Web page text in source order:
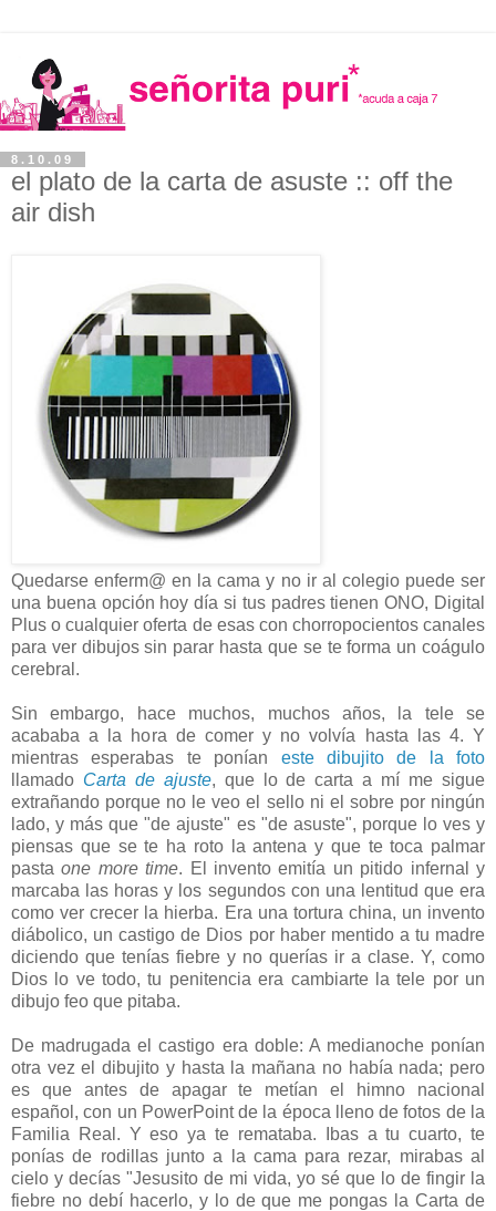
8.10.09
el plato de la carta de asuste :: off the
air dish
Quedarse enferm@ en la cama y no ir al colegio puede ser
una buena opción hoy día si tus padres tienen ONO, Digital
Plus o cualquier oferta de esas con chorropocientos canales
para ver dibujos sin parar hasta que se te forma un coágulo
cerebral.
Sin embargo, hace muchos, muchos años, la tele se
acababa a la hora de comer y no volvía hasta las 4. Y
mientras esperabas te ponían este dibujito de la foto
llamado Carta de ajuste, que lo de carta a mí me sigue
extrañando porque no le veo el sello ni el sobre por ningún
lado, y más que "de ajuste" es "de asuste", porque lo ves y
piensas que se te ha roto la antena y que te toca palmar
pastaone more time. El invento emitía un pitido infernal y
marcaba las horas y los segundos con una lentitud que era
como ver crecer la hierba. Era una tortura china, un invento
diábolico, un castigo de Dios por haber mentido a tu madre
diciendo que tenías fiebre y no querías ir a clase. Y, como
Dios lo ve todo, tu penitencia era cambiarte la tele por un
dibujo feo que pitaba.
De madrugada el castigo era doble: A medianoche ponían
otra vez el dibujito y hasta la mañana no había nada; pero
es que antes de apagar te metían el himno nacional
español, con un PowerPoint de la época lleno de fotos de la
Familia Real. Y eso ya te remataba. Ibas a tu cuarto, te
ponías de rodillas junto a la cama para rezar, mirabas al
cielo y decías "Jesusito de mi vida, yo sé que lo de fingir la
fiebre no debí hacerlo, y lo de que me pongas la Carta de